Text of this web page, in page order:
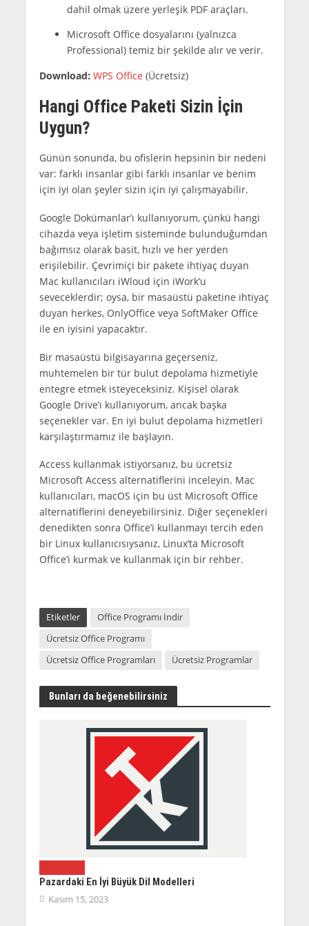
dahil olmak üzere yerleşik PDF araçları.
Microsoft Office dosyalarını (yalnızca
Professional) temiz bir şekilde alır ve verir.
Download: WPS Office (Ücretsiz)
Hangi Office Paketi Sizin İçin
Uygun?
Günün sonunda, bu ofislerin hepsinin bir nedeni
var: farklı insanlar gibi farklı insanlar ve benim
için iyi olan şeyler sizin için iyi çalışmayabilir.
Google Dokümanlar’ı kullanıyorum, çünkü hangi
cihazda veya işletim sisteminde bulunduğumdan
bağımsız olarak basit, hızlı ve her yerden
erişilebilir. Çevrimiçi bir pakete ihtiyaç duyan
Mac kullanıcıları iWloud için iWork’u
seveceklerdir; oysa, bir masaüstü paketine ihtiyaç
duyan herkes, OnlyOffice veya SoftMaker Office
ile en iyisini yapacaktır.
Bir masaüstü bilgisayarına geçerseniz,
muhtemelen bir tür bulut depolama hizmetiyle
entegre etmek isteyeceksiniz. Kişisel olarak
Google Drive’ı kullanıyorum, ancak başka
seçenekler var. En iyi bulut depolama hizmetleri
karşılaştırmamız ile başlayın.
Access kullanmak istiyorsanız, bu ücretsiz
Microsoft Access alternatiflerini inceleyin. Mac
kullanıcıları, macOS için bu üst Microsoft Office
alternatiflerini deneyebilirsiniz. Diğer seçenekleri
denedikten sonra Office’i kullanmayı tercih eden
bir Linux kullanıcısıysanız, Linux’ta Microsoft
Office’i kurmak ve kullanmak için bir rehber.
Etiketler
Office Programı İndir
Ücretsiz Office Programı
Ücretsiz Office Programları
Ücretsiz Programlar
Bunları da beğenebilirsiniz
Pazardaki En İyi Büyük Dil Modelleri
Kasım 15, 2023